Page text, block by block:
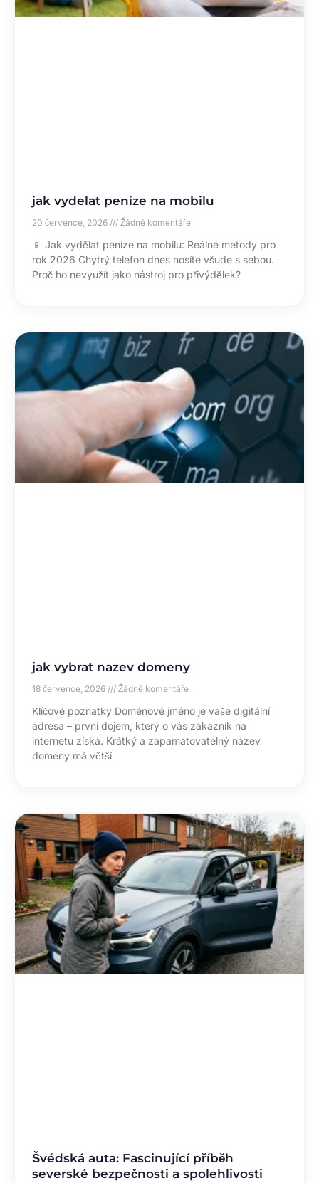
jak vydelat penize na mobilu
20 července, 2026 Žádné komentáře
📱 Jak vydělat peníze na mobilu: Reálné metody pro
rok 2026 Chytrý telefon dnes nosíte všude s sebou.
Proč ho nevyužít jako nástroj pro přivýdělek?
jak vybrat nazev domeny
18 července, 2026 Žádné komentáře
Klíčové poznatky Doménové jméno je vaše digitální
adresa – první dojem, který o vás zákazník na
internetu získá. Krátký a zapamatovatelný název
domény má větší
Švédská auta: Fascinující příběh
severské bezpečnosti a spolehlivosti